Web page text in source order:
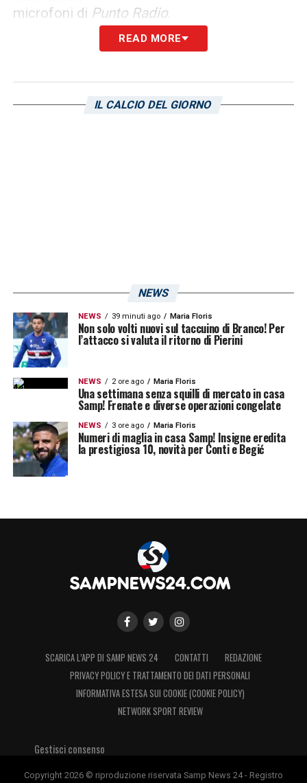
microfoni di Punto Radio.
DICHIARAZIONI –«È pur vero che qualche
completare la squadra».
READ MORE
IL CALCIO DEL GIORNO
NEWS
NEWS 39 minuti ago Maria Floris
Non solo volti nuovi sul taccuino di Branco! Per
l’attacco si valuta il ritorno di Pierini
NEWS 2 ore ago Maria Floris
Una settimana senza squilli di mercato in casa
Samp! Frenate e diverse operazioni congelate
NEWS 3 ore ago Maria Floris
Numeri di maglia in casa Samp! Insigne eredita
la prestigiosa 10, novità per Conti e Begić
SCARICA L’APP DI SAMP NEWS 24 CONTATTI
REDAZIONE
PRIVACY POLICY E TRATTAMENTO DEI DATI PERSONALI
INFORMATIVA ESTESA SUI COOKIE (COOKIE POLICY)
NETWORK SPORT REVIEW
Gestisci consenso
Copyright 2026 © riproduzione riservata Samp News 24 - Registro